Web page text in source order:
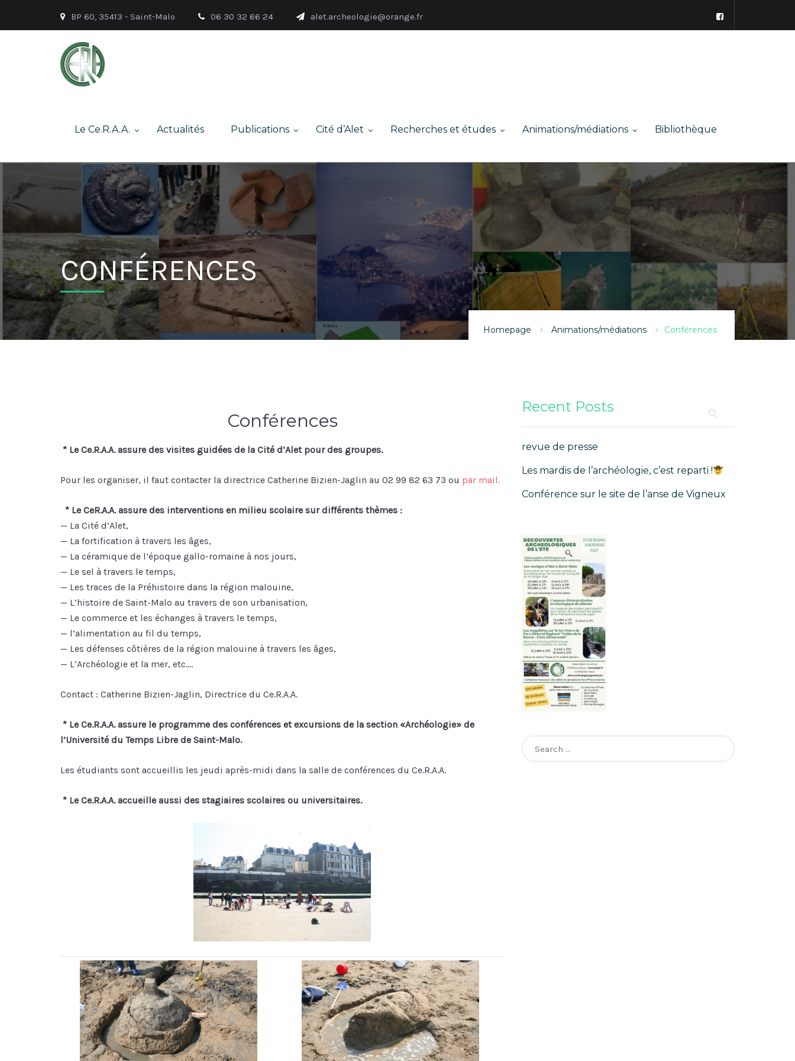
BP 60, 35413 - Saint-Malo 06 30 32 66 24 alet.archeologie@orange.fr
Le Ce.R.A.A. Actualités Publications Cité d’Alet Recherches et études Animations/médiations Bibliothèque
CONFÉRENCES
Homepage Animations/médiations Conférences
Conférences
* Le Ce.R.A.A. assure des visites guidées de la Cité d’Alet pour des groupes.
Pour les organiser, il faut contacter la directrice Catherine Bizien-Jaglin au 02 99 82 63 73 ou par mail.
* Le CeR.A.A. assure des interventions en milieu scolaire sur différents thèmes :
— La Cité d’Alet,
— La fortification à travers les âges,
— La céramique de l’époque gallo-romaine à nos jours,
— Le sel à travers le temps,
— Les traces de la Préhistoire dans la région malouine,
— L’histoire de Saint-Malo au travers de son urbanisation,
— Le commerce et les échanges à travers le temps,
— l’alimentation au fil du temps,
— Les défenses côtières de la région malouine à travers les âges,
— L’Archéologie et la mer, etc….
Contact : Catherine Bizien-Jaglin, Directrice du Ce.R.A.A.
* Le Ce.R.A.A. assure le programme des conférences et excursions de la section «Archéologie» de
l’Université du Temps Libre de Saint-Malo.
Les étudiants sont accueillis les jeudi après-midi dans la salle de conférences du Ce.R.A.A.
* Le Ce.R.A.A. accueille aussi des stagiaires scolaires ou universitaires.
Recent Posts
revue de presse
Les mardis de l’archéologie, c’est reparti !
Conférence sur le site de l’anse de Vigneux